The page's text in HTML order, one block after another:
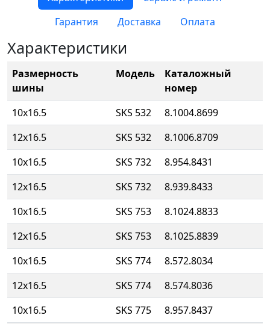
Гарантия
Доставка Оплата
Характеристики
Размерность
шины
Модель
Каталожный
номер
10x16.5
SKS 532
8.1004.8699
12x16.5
SKS 532
8.1006.8709
10x16.5
SKS 732
8.954.8431
12x16.5
SKS 732
8.939.8433
10x16.5
SKS 753
8.1024.8833
12x16.5
SKS 753
8.1025.8839
10x16.5
SKS 774
8.572.8034
12x16.5
SKS 774
8.574.8036
10x16.5
SKS 775
8.957.8437